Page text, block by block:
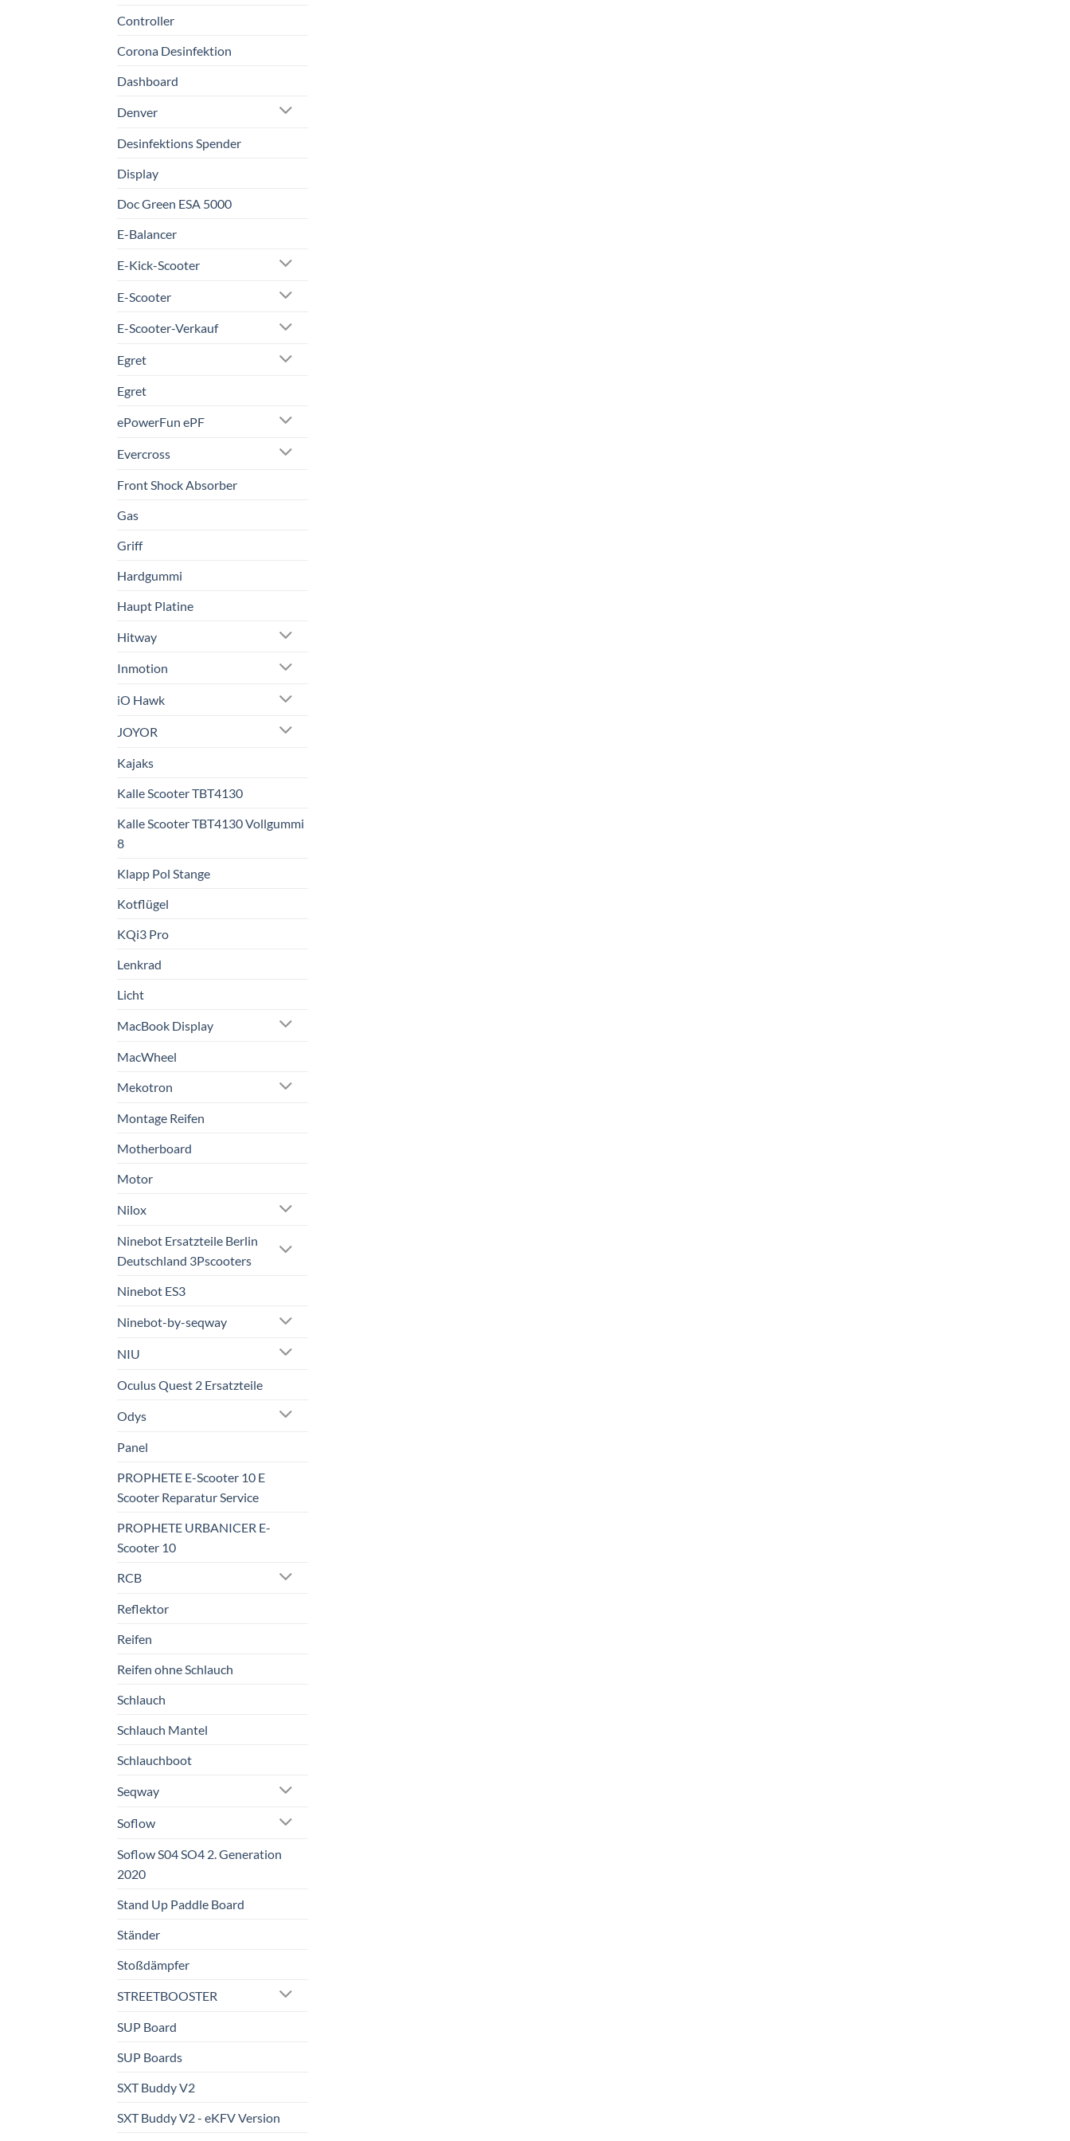
Controller
Corona Desinfektion
Dashboard
Denver
Desinfektions Spender
Display
Doc Green ESA 5000
E-Balancer
E-Kick-Scooter
E-Scooter
E-Scooter-Verkauf
Egret
Egret
ePowerFun ePF
Evercross
Front Shock Absorber
Gas
Griff
Hardgummi
Haupt Platine
Hitway
Inmotion
iO Hawk
JOYOR
Kajaks
Kalle Scooter TBT4130
Kalle Scooter TBT4130 Vollgummi
8
Klapp Pol Stange
Kotflügel
KQi3 Pro
Lenkrad
Licht
MacBook Display
MacWheel
Mekotron
Montage Reifen
Motherboard
Motor
Nilox
Ninebot Ersatzteile Berlin
Deutschland 3Pscooters
Ninebot ES3
Ninebot-by-seqway
NIU
Oculus Quest 2 Ersatzteile
Odys
Panel
PROPHETE E-Scooter 10 E
Scooter Reparatur Service
PROPHETE URBANICER E-
Scooter 10
RCB
Reflektor
Reifen
Reifen ohne Schlauch
Schlauch
Schlauch Mantel
Schlauchboot
Seqway
Soflow
Soflow S04 SO4 2. Generation
2020
Stand Up Paddle Board
Ständer
Stoßdämpfer
STREETBOOSTER
SUP Board
SUP Boards
SXT Buddy V2
SXT Buddy V2 - eKFV Version